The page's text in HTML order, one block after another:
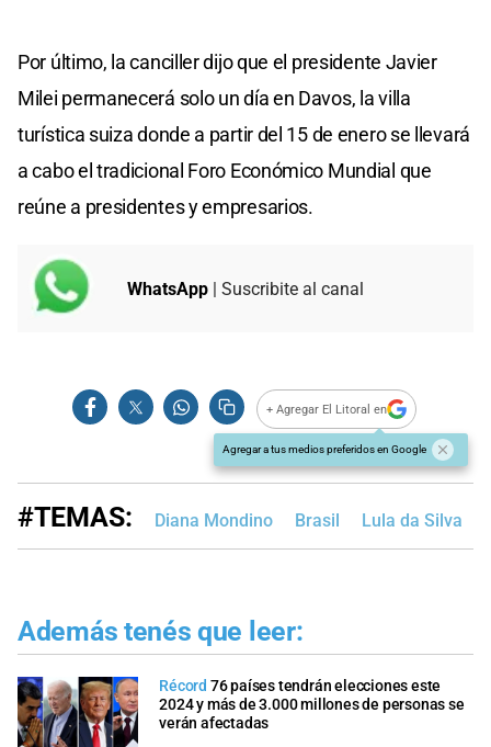
Por último, la canciller dijo que el presidente Javier
Milei permanecerá solo un día en Davos, la villa
turística suiza donde a partir del 15 de enero se llevará
a cabo el tradicional Foro Económico Mundial que
reúne a presidentes y empresarios.
WhatsApp | Suscribite al canal
+ Agregar El Litoral en
Agregar a tus medios preferidos en Google
#TEMAS: Diana Mondino Brasil Lula da Silva
Además tenés que leer:
Récord 76 países tendrán elecciones este
2024 y más de 3.000 millones de personas se
verán afectadas